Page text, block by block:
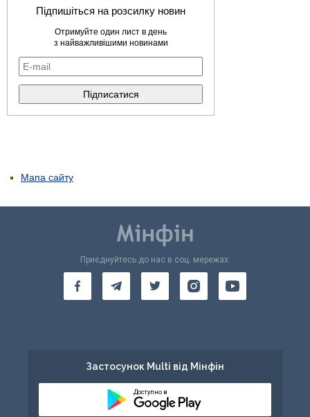
Підпишіться на розсилку новин
Отримуйте один лист в день
з найважливішими новинами
Мапа сайту
Приєднуйтесь до нас в соц. мережах:
Застосунок Multi від Мінфін
Доступно в